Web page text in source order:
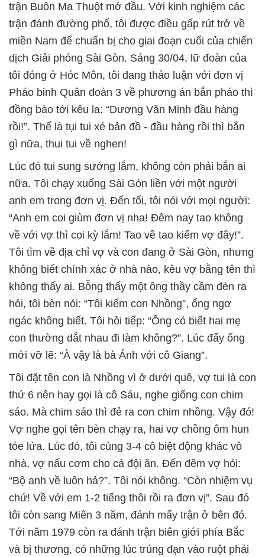
trận Buôn Ma Thuột mở đầu. Với kinh nghiệm các
trận đánh đường phố, tôi được điều gấp rút trở về
miền Nam để chuẩn bị cho giai đoạn cuối của chiến
dịch Giải phóng Sài Gòn. Sáng 30/04, lữ đoàn của
tôi đóng ở Hóc Môn, tôi đang thảo luận với đơn vị
Pháo binh Quân đoàn 3 về phương án bắn pháo thì
đồng bào tới kêu la: “Dương Văn Minh đầu hàng
rồi!”. Thế là tụi tui xé bản đồ - đầu hàng rồi thì bắn
gì nữa, thui tui về nghen!
Lúc đó tui sung sướng lắm, không còn phải bắn ai
nữa. Tôi chạy xuống Sài Gòn liền với một người
anh em trong đơn vị. Đến tối, tôi nói với mọi người:
“Anh em coi giùm đơn vị nha! Đêm nay tao không
về với vợ thì coi kỳ lắm! Tao về tao kiếm vợ đây!”.
Tôi tìm về địa chỉ vợ và con đang ở Sài Gòn, nhưng
không biết chính xác ở nhà nào, kêu vợ bằng tên thì
không thấy ai. Bỗng thấy một ông thầy cầm đèn ra
hỏi, tôi bèn nói: “Tôi kiếm con Nhồng”, ổng ngơ
ngác không biết. Tôi hỏi tiếp: “Ông có biết hai mẹ
con thường dắt nhau đi làm không?”. Lúc đấy ổng
mới vỡ lẽ: “À vậy là bà Ánh với cô Giang”.
Tôi đặt tên con là Nhồng vì ở dưới quê, vợ tui là con
thứ 6 nên hay gọi là cô Sáu, nghe giống con chim
sáo. Mà chim sáo thì đẻ ra con chim nhồng. Vậy đó!
Vợ nghe gọi tên bèn chạy ra, hai vợ chồng ôm hun
tóe lửa. Lúc đó, tôi cùng 3-4 cô biệt động khác vô
nhà, vợ nấu cơm cho cả đội ăn. Đến đêm vợ hỏi:
“Bộ anh về luôn hả?”. Tôi nói không. “Còn nhiệm vụ
chứ! Về với em 1-2 tiếng thôi rồi ra đơn vị”. Sau đó
tôi còn sang Miên 3 năm, đánh mấy trận ở bên đó.
Tới năm 1979 còn ra đánh trận biên giới phía Bắc
và bị thương, có những lúc trúng đạn vào ruột phải